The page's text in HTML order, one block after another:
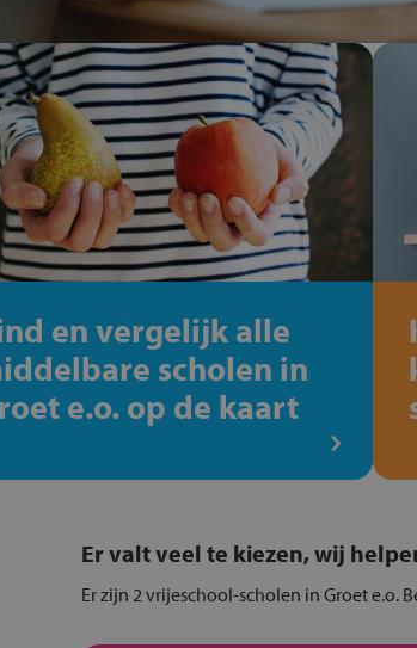
en vergelijk alle
scholen in
e.o. op de kaart
Er valt veel te kiezen, wij
Er zijn 2 vrijeschool-scholen in Groet